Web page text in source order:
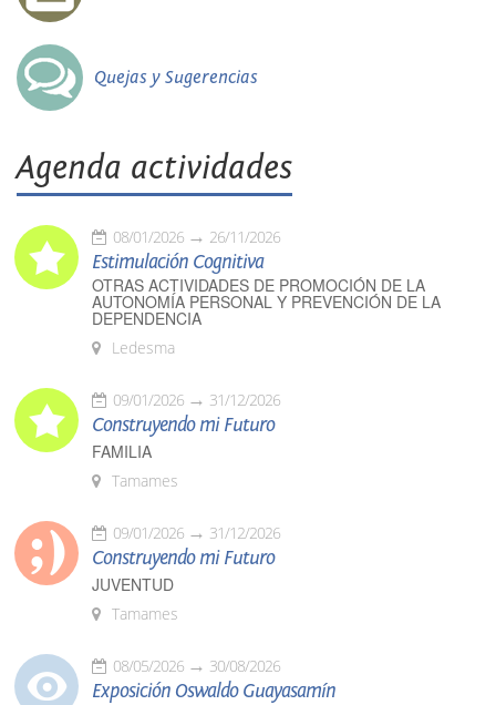
Quejas y Sugerencias
Agenda actividades
08/01/2026 26/11/2026
Estimulación Cognitiva
OTRAS ACTIVIDADES DE PROMOCIÓN DE LA
AUTONOMÍA PERSONAL Y PREVENCIÓN DE LA
DEPENDENCIA
Ledesma
09/01/2026 31/12/2026
Construyendo mi Futuro
FAMILIA
Tamames
09/01/2026 31/12/2026
Construyendo mi Futuro
JUVENTUD
Tamames
08/05/2026 30/08/2026
Exposición Oswaldo Guayasamín